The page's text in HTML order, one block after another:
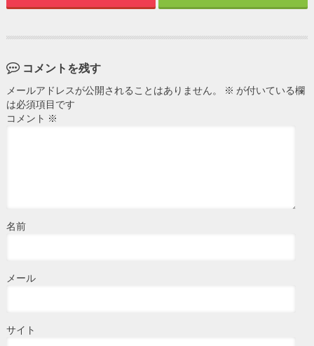
コメントを残す
メールアドレスが公開されることはありません。 ※ が付いている欄
は必須項目です
コメント ※
名前
メール
サイト